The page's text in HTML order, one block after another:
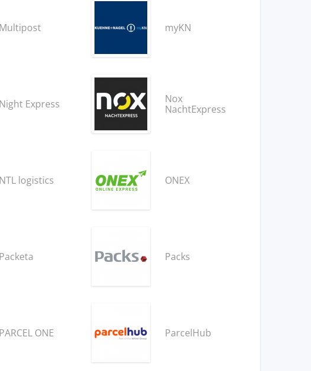
Multipost myKN
Night Express
Nox
NachtExpress
NTL logistics ONEX
Packeta Packs
PARCEL ONE ParcelHub